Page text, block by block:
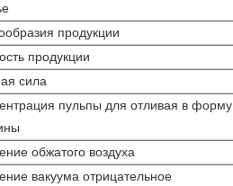
продукции
продукции
сила
пульпы для отливая в форму
обжатого воздуха
вакуума отрицательное